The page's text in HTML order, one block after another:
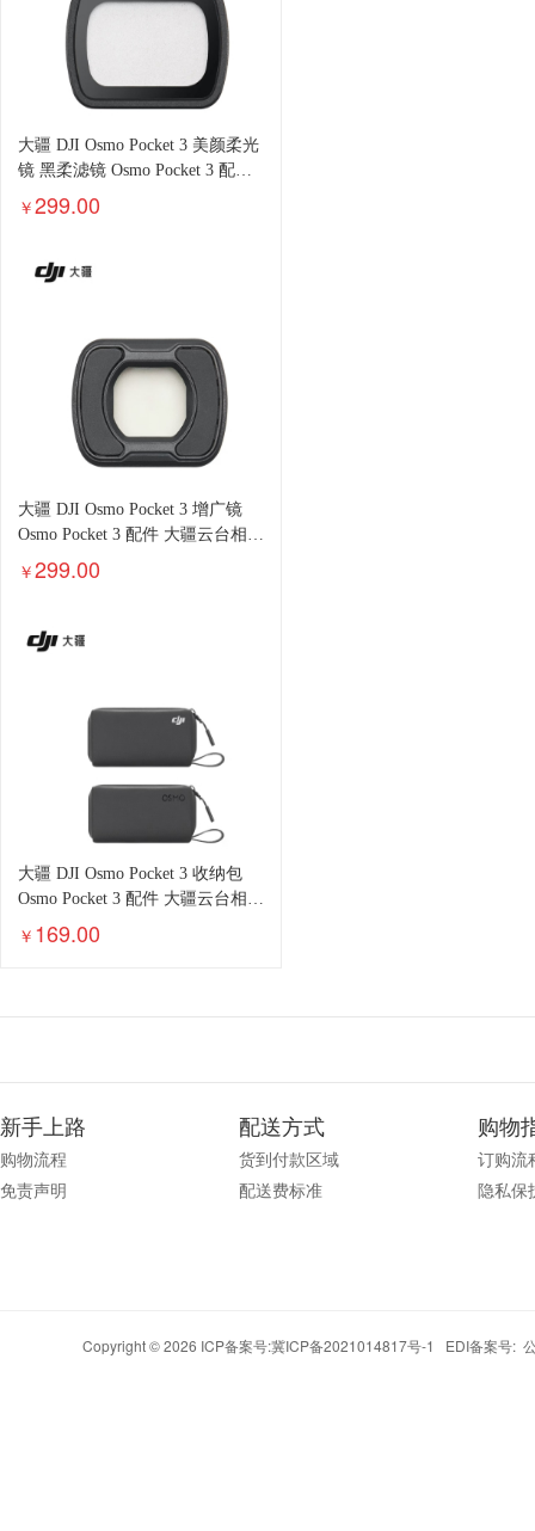
大疆 DJI Osmo Pocket 3 美颜柔光
镜 黑柔滤镜 Osmo Pocket 3 配件
大疆云台相机配件
￥299.00
大疆 DJI Osmo Pocket 3 增广镜
Osmo Pocket 3 配件 大疆云台相机
配件
￥299.00
大疆 DJI Osmo Pocket 3 收纳包
Osmo Pocket 3 配件 大疆云台相机
配件
￥ 169.00
新手上路
购物流程
免责声明
配送方式
货到付款区域
配送费标准
购物
订购流
隐私保
Copyright © 2026 ICP备案号:冀ICP备2021014817号-1 EDI备案号: